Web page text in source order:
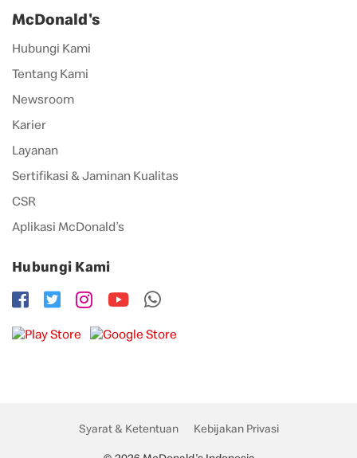
McDonald's
Hubungi Kami
Tentang Kami
Newsroom
Karier
Layanan
Sertifikasi & Jaminan Kualitas
CSR
Aplikasi McDonald’s
Hubungi Kami
Syarat & Ketentuan Kebijakan Privasi